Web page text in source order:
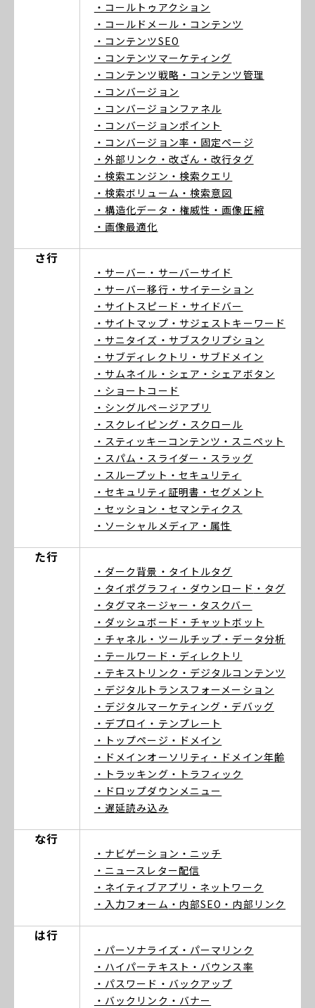
・コールトゥアクション
・コールドメール ・コンテンツ
・コンテンツSEO
・コンテンツマーケティング
・コンテンツ戦略 ・コンテンツ管理
・コンバージョン
・コンバージョンファネル
・コンバージョンポイント
・コンバージョン率 ・固定ページ
・外部リンク ・改ざん ・改行タグ
・検索エンジン ・検索クエリ
・検索ボリューム ・検索意図
・構造化データ ・権威性 ・画像圧縮
・画像最適化
さ行
・サーバー ・サーバーサイド
・サーバー移行 ・サイテーション
・サイトスピード ・サイドバー
・サイトマップ ・サジェストキーワード
・サニタイズ ・サブスクリプション
・サブディレクトリ ・サブドメイン
・サムネイル ・シェア ・シェアボタン
・ショートコード
・シングルページアプリ
・スクレイピング ・スクロール
・スティッキーコンテンツ ・スニペット
・スパム ・スライダー ・スラッグ
・スループット ・セキュリティ
・セキュリティ証明書 ・セグメント
・セッション ・セマンティクス
・ソーシャルメディア ・属性
た行
・ダーク背景 ・タイトルタグ
・タイポグラフィ ・ダウンロード ・タグ
・タグマネージャー ・タスクバー
・ダッシュボード ・チャットボット
・チャネル ・ツールチップ ・データ分析
・テールワード ・ディレクトリ
・テキストリンク ・デジタルコンテンツ
・デジタルトランスフォーメーション
・デジタルマーケティング ・デバッグ
・デプロイ ・テンプレート
・トップページ ・ドメイン
・ドメインオーソリティ ・ドメイン年齢
・トラッキング ・トラフィック
・ドロップダウンメニュー
・遅延読み込み
な行
・ナビゲーション ・ニッチ
・ニュースレター配信
・ネイティブアプリ ・ネットワーク
・入力フォーム ・内部SEO ・内部リンク
は行
・パーソナライズ ・パーマリンク
・ハイパーテキスト ・バウンス率
・パスワード ・バックアップ
・バックリンク ・バナー